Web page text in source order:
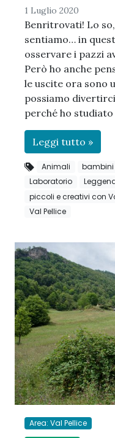
1 Luglio 2020
Benritrovati! Lo so,
sentiamo… in
osservare i pazzi
Però ho anche
le uscite ora sono
possiamo
perché ho
Leggi tutto »
Animali bambini
Laboratorio
piccoli e creativi con
Val Pellice
Area: Val Pellice